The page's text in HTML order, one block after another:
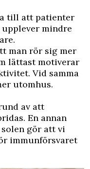
till att patienter
mindre
man rör sig mer
lättast motiverar
Vid samma
utomhus.
av att
En annan
gör att vi
immunförsvaret